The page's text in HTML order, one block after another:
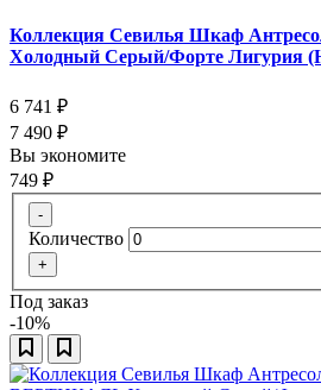
Коллекция Севилья Шкаф
Холодный Серый/Форте Лигурия
6 741 ₽
7 490 ₽
Вы экономите
749 ₽
-
Количество
+
Под заказ
-10%